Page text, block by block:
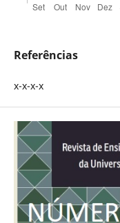
Referências
x-x-x-x